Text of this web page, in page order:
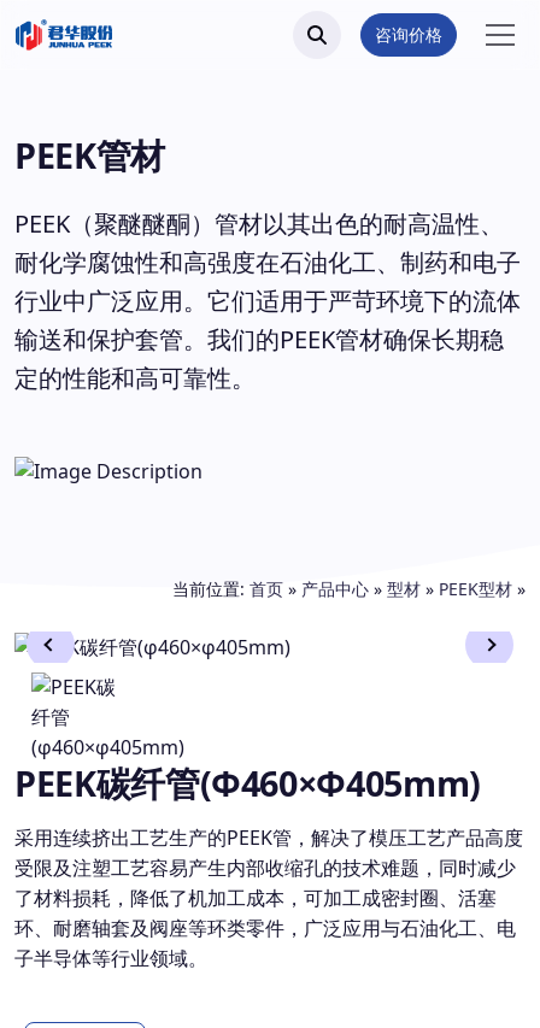
咨询价格
PEEK管材
PEEK（聚醚醚酮）管材以其出色的耐高温性、
耐化学腐蚀性和高强度在石油化工、制药和电子
行业中广泛应用。它们适用于严苛环境下的流体
输送和保护套管。我们的PEEK管材确保长期稳
定的性能和高可靠性。
当前位置: 首页 » 产品中心 » 型材 » PEEK型材 »
PEEK碳纤管(φ460×φ405mm)
采用连续挤出工艺生产的PEEK管，解决了模压工艺产品高度
受限及注塑工艺容易产生内部收缩孔的技术难题，同时减少
了材料损耗，降低了机加工成本，可加工成密封圈、活塞
环、耐磨轴套及阀座等环类零件，广泛应用与石油化工、电
子半导体等行业领域。